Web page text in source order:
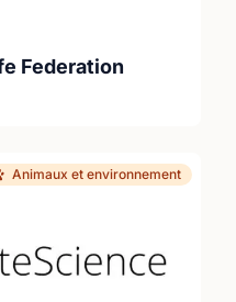
Federation
Animaux et environnement